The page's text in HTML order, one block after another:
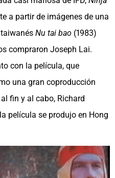
a partir de imágenes de una
Nu tai bao (1983)
compraron Joseph Lai.
con la película, que
una gran coproducción
fin y al cabo, Richard
película se produjo en Hong